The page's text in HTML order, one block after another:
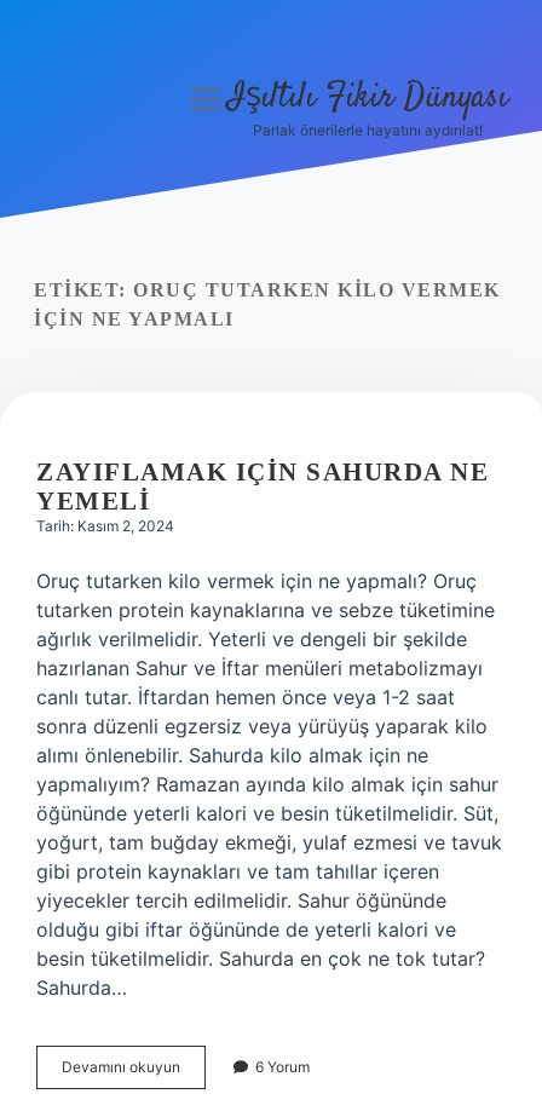
Yasal Uyarı
menüyüIşıltılı Fikir Dünyası
Parlak önerilerle hayatını aydınlat!
ETIKET: ORUÇ TUTARKEN KILO VERMEK
IÇIN NE YAPMALI
ZAYIFLAMAK IÇIN SAHURDA NE
YEMELI
Tarih: Kasım 2, 2024
Oruç tutarken kilo vermek için ne yapmalı? Oruç
tutarken protein kaynaklarına ve sebze tüketimine
ağırlık verilmelidir. Yeterli ve dengeli bir şekilde
hazırlanan Sahur ve İftar menüleri metabolizmayı
canlı tutar. İftardan hemen önce veya 1-2 saat
sonra düzenli egzersiz veya yürüyüş yaparak kilo
alımı önlenebilir. Sahurda kilo almak için ne
yapmalıyım? Ramazan ayında kilo almak için sahur
öğününde yeterli kalori ve besin tüketilmelidir. Süt,
yoğurt, tam buğday ekmeği, yulaf ezmesi ve tavuk
gibi protein kaynakları ve tam tahıllar içeren
yiyecekler tercih edilmelidir. Sahur öğününde
olduğu gibi iftar öğününde de yeterli kalori ve
besin tüketilmelidir. Sahurda en çok ne tok tutar?
Sahurda…
Devamını okuyun Zayıflamak
Için
6 Yorum